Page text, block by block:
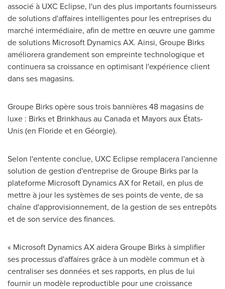
associé à UXC Eclipse, l'un des plus importants fournisseurs
de solutions d'affaires intelligentes pour les entreprises du
marché intermédiaire, afin de mettre en œuvre une gamme
de solutions Microsoft Dynamics AX. Ainsi, Groupe Birks
améliorera grandement son empreinte technologique et
continuera sa croissance en optimisant l'expérience client
dans ses magasins.
Groupe Birks opère sous trois bannières 48 magasins de
luxe : Birks et Brinkhaus au Canadaet Mayors aux États-
Unis (en Floride et en Géorgie).
Selon l'entente conclue, UXC Eclipse remplacera l'ancienne
solution de gestion d'entreprise de Groupe Birks par la
plateforme Microsoft Dynamics AX for Retail, en plus de
mettre à jour les systèmes de ses points de vente, de sa
chaîne d'approvisionnement, de la gestion de ses entrepôts
et de son service des finances.
« Microsoft Dynamics AX aidera Groupe Birks à simplifier
ses processus d'affaires grâce à un modèle commun et à
centraliser ses données et ses rapports, en plus de lui
fournir un modèle reproductible pour une croissance